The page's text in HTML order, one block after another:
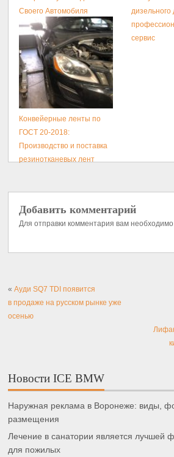
Своего Автомобиля
дизельного
сервис
Конвейерные ленты по
ГОСТ 20-2018:
Производство и поставка
резинотканевых лент
Добавить комментарий
Для отправки комментария вам
«Ауди SQ7 TDI появится
в продаже на русском рынке уже
осенью
Новости ICE BMW
Наружная реклама в Воронеже: виды,
размещения
Лечение в санатории является лучшей
для пожилых